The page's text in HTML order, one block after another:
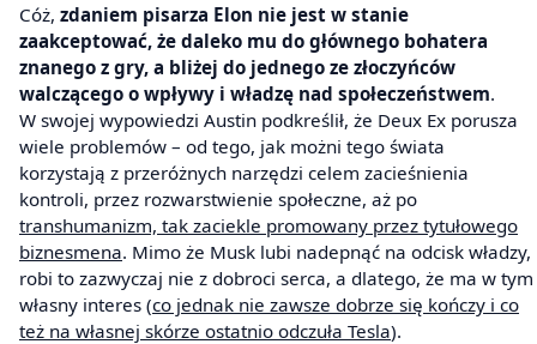
Cóż, zdaniem pisarza Elon nie jest w stanie
zaakceptować, że daleko mu do głównego bohatera
znanego z gry, a bliżej do jednego ze złoczyńców
walczącego o wpływy i władzę nad społeczeństwem.
W swojej wypowiedzi Austin podkreślił, że Deux Ex porusza
wiele problemów – od tego, jak możni tego świata
korzystają z przeróżnych narzędzi celem zacieśnienia
kontroli, przez rozwarstwienie społeczne, aż po
transhumanizm, tak zaciekle promowany przez tytułowego
biznesmena. Mimo że Musk lubi nadepnąć na odcisk władzy,
robi to zazwyczaj nie z dobroci serca, a dlatego, że ma w tym
własny interes (co jednak nie zawsze dobrze się kończy i co
też na własnej skórze ostatnio odczuła Tesla).